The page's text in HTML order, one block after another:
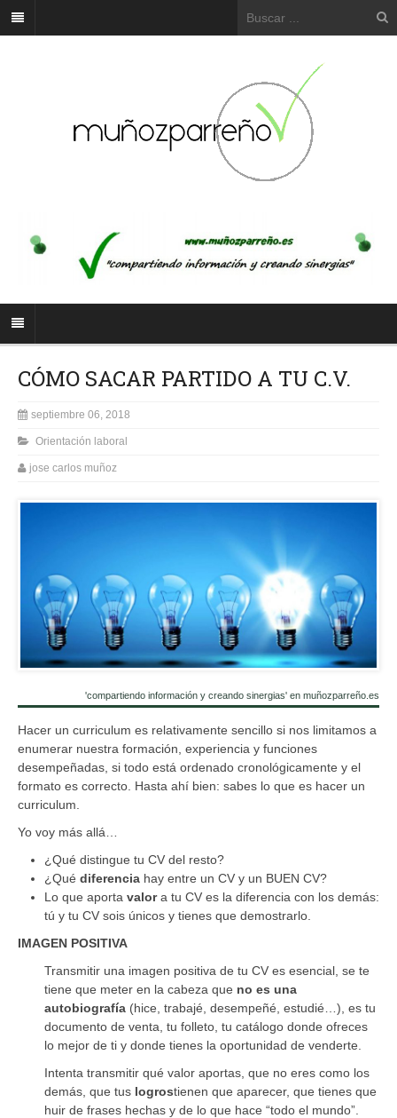
CÓMO SACAR PARTIDO A TU C.V.
septiembre 06, 2018
Orientación laboral
jose carlos muñoz
'compartiendo información y creando sinergias' en muñozparreño.es
Hacer un curriculum es relativamente sencillo si nos limitamos a
enumerar nuestra formación, experiencia y funciones
desempeñadas, si todo está ordenado cronológicamente y el
formato es correcto. Hasta ahí bien: sabes lo que es hacer un
curriculum.
Yo voy más allá…
¿Qué distingue tu CV del resto?
¿Qué diferencia hay entre un CV y un BUEN CV?
Lo que aporta valora tu CV es la diferencia con los demás:
tú y tu CV sois únicos y tienes que demostrarlo.
IMAGEN POSITIVA
Transmitir una imagen positiva de tu CV es esencial, se te
tiene que meter en la cabeza que no es una
autobiografía (hice, trabajé, desempeñé, estudié…), es tu
documento de venta, tu folleto, tu catálogo donde ofreces
lo mejor de ti y donde tienes la oportunidad de venderte.
Intenta transmitir qué valor aportas, que no eres como los
demás, que tus logrostienen que aparecer, que tienes que
huir de frases hechas y de lo que hace “todo el mundo”.